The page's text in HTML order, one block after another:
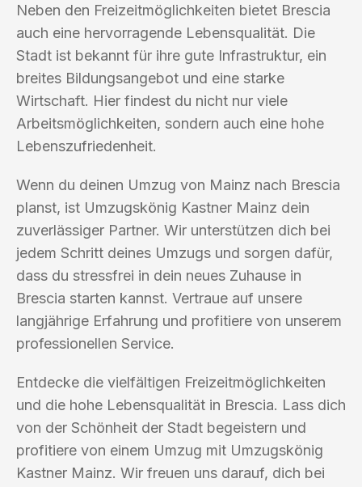
Neben den Freizeitmöglichkeiten bietet Brescia
auch eine hervorragende Lebensqualität. Die
Stadt ist bekannt für ihre gute Infrastruktur, ein
breites Bildungsangebot und eine starke
Wirtschaft. Hier findest du nicht nur viele
Arbeitsmöglichkeiten, sondern auch eine hohe
Lebenszufriedenheit.
Wenn du deinen Umzug von Mainz nach Brescia
planst, ist Umzugskönig Kastner Mainz dein
zuverlässiger Partner. Wir unterstützen dich bei
jedem Schritt deines Umzugs und sorgen dafür,
dass du stressfrei in dein neues Zuhause in
Brescia starten kannst. Vertraue auf unsere
langjährige Erfahrung und profitiere von unserem
professionellen Service.
Entdecke die vielfältigen Freizeitmöglichkeiten
und die hohe Lebensqualität in Brescia. Lass dich
von der Schönheit der Stadt begeistern und
profitiere von einem Umzug mit Umzugskönig
Kastner Mainz. Wir freuen uns darauf, dich bei